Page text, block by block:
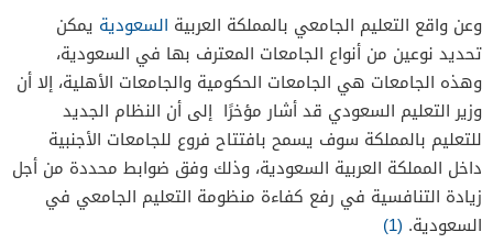
وعن واقع التعليم الجامعي بالمملكة العربية السعودية يمكن
تحديد نوعين من أنواع الجامعات المعترف بها في السعودية،
وهذه الجامعات هي الجامعات الحكومية والجامعات الأهلية، إلا أن
وزير التعليم السعودي قد أشار مؤخرًا إلى أن النظام الجديد
للتعليم بالمملكة سوف يسمح بافتتاح فروع للجامعات الأجنبية
داخل المملكة العربية السعودية، وذلك وفق ضوابط محددة من أجل
زيادة التنافسية في رفع كفاءة منظومة التعليم الجامعي في
السعودية. (1)